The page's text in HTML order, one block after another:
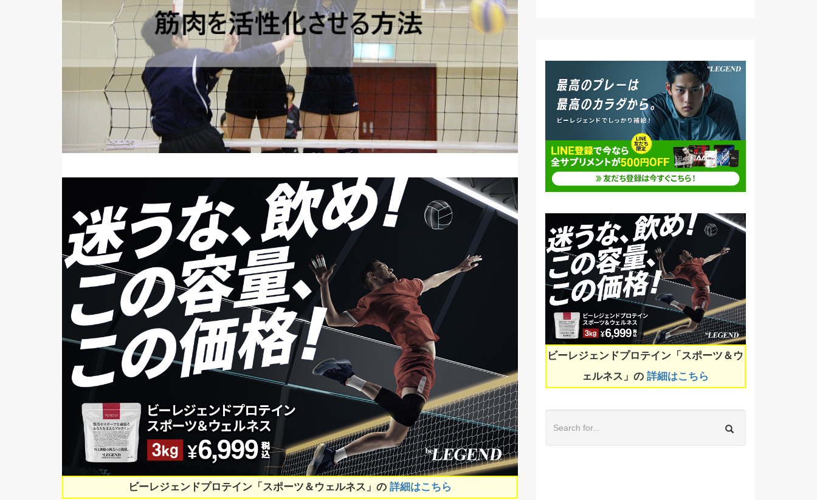
ビーレジェンドプロテイン「スポーツ＆ウェルネス」の 詳細はこちら
ビーレジェンドプロテイン「スポーツ＆ウ
ェルネス」の詳細はこちら